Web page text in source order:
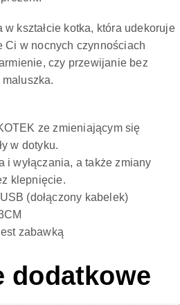
kształcie kotka, która udekoruje
Ci w nocnych czynnościach
czy przewijanie bez
ze zmieniającym się
w dotyku.
i wyłączania, a także zmiany
klepnięcie.
(dołączony kabelek)
zabawką
dodatkowe